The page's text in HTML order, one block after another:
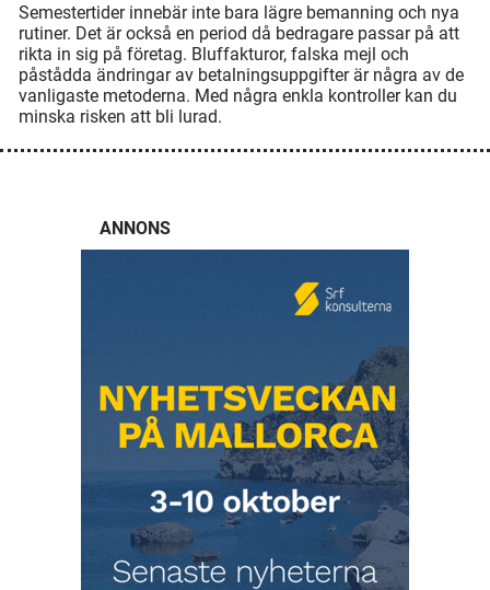
Semestertider innebär inte bara lägre bemanning och nya
rutiner. Det är också en period då bedragare passar på att
rikta in sig på företag. Bluffakturor, falska mejl och
påstådda ändringar av betalningsuppgifter är några av de
vanligaste metoderna. Med några enkla kontroller kan du
minska risken att bli lurad.
ANNONS